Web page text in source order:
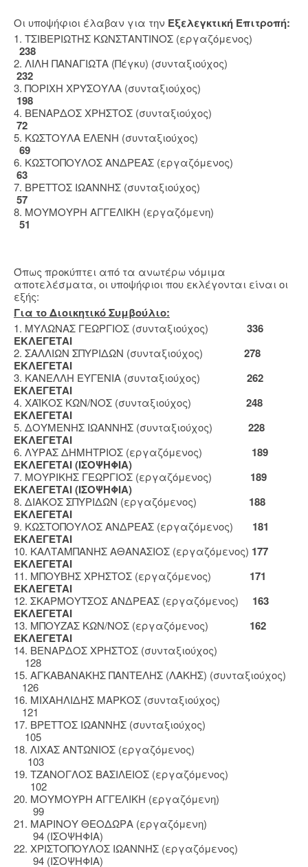
Οι υποψήφιοι έλαβαν για την Εξελεγκτική Επιτροπή:
1. ΤΣΙΒΕΡΙΩΤΗΣ ΚΩΝΣΤΑΝΤΙΝΟΣ (εργαζόμενος)
238
2. ΛΙΛΗ ΠΑΝΑΓΙΩΤΑ (Πέγκυ) (συνταξιούχος)
232
3. ΠΟΡΙΧΗ ΧΡΥΣΟΥΛΑ (συνταξιούχος)
198
4. ΒΕΝΑΡΔΟΣ ΧΡΗΣΤΟΣ (συνταξιούχος)
72
5. ΚΩΣΤΟΥΛΑ ΕΛΕΝΗ (συνταξιούχος)
69
6. ΚΩΣΤΟΠΟΥΛΟΣ ΑΝΔΡΕΑΣ (εργαζόμενος)
63
7. ΒΡΕΤΤΟΣ ΙΩΑΝΝΗΣ (συνταξιούχος)
57
8. ΜΟΥΜΟΥΡΗ ΑΓΓΕΛΙΚΗ (εργαζόμενη)
51
Όπως προκύπτει από τα ανωτέρω νόμιμα
αποτελέσματα, οι υποψήφιοι που εκλέγονται είναι οι
εξής:
Για το Διοικητικό Συμβούλιο:
1. ΜΥΛΩΝΑΣ ΓΕΩΡΓΙΟΣ (συνταξιούχος)
336
ΕΚΛΕΓΕΤΑΙ
2. ΣΑΛΛΙΩΝ ΣΠΥΡΙΔΩΝ (συνταξιούχος) 278
ΕΚΛΕΓΕΤΑΙ
3. ΚΑΝΕΛΛΗ ΕΥΓΕΝΙΑ (συνταξιούχος)
262
ΕΚΛΕΓΕΤΑΙ
4. ΧΑΪΚΟΣ ΚΩΝ/ΝΟΣ (συνταξιούχος) 248
ΕΚΛΕΓΕΤΑΙ
5. ΔΟΥΜΕΝΗΣ ΙΩΑΝΝΗΣ (συνταξιούχος) 228
ΕΚΛΕΓΕΤΑΙ
6. ΛΥΡΑΣ ΔΗΜΗΤΡΙΟΣ (εργαζόμενος) 189
ΕΚΛΕΓΕΤΑΙ (ΙΣΟΨΗΦΙΑ)
7. ΜΟΥΡΙΚΗΣ ΓΕΩΡΓΙΟΣ (εργαζόμενος)
189
ΕΚΛΕΓΕΤΑΙ (ΙΣΟΨΗΦΙΑ)
8. ΔΙΑΚΟΣ ΣΠΥΡΙΔΩΝ (εργαζόμενος) 188
ΕΚΛΕΓΕΤΑΙ
9. ΚΩΣΤΟΠΟΥΛΟΣ ΑΝΔΡΕΑΣ (εργαζόμενος) 181
ΕΚΛΕΓΕΤΑΙ
10. ΚΑΛΤΑΜΠΑΝΗΣ ΑΘΑΝΑΣΙΟΣ (εργαζόμενος) 177
ΕΚΛΕΓΕΤΑΙ
11. ΜΠΟΥΒΗΣ ΧΡΗΣΤΟΣ (εργαζόμενος) 171
ΕΚΛΕΓΕΤΑΙ
12. ΣΚΑΡΜΟΥΤΣΟΣ ΑΝΔΡΕΑΣ (εργαζόμενος) 163
ΕΚΛΕΓΕΤΑΙ
13. ΜΠΟΥΖΑΣ ΚΩΝ/ΝΟΣ (εργαζόμενος) 162
ΕΚΛΕΓΕΤΑΙ
14. ΒΕΝΑΡΔΟΣ ΧΡΗΣΤΟΣ (συνταξιούχος)
128
15. ΑΓΚΑΒΑΝΑΚΗΣ ΠΑΝΤΕΛΗΣ (ΛΑΚΗΣ) (συνταξιούχος)
126
16. ΜΙΧΑΗΛΙΔΗΣ ΜΑΡΚΟΣ (συνταξιούχος)
121
17. ΒΡΕΤΤΟΣ ΙΩΑΝΝΗΣ (συνταξιούχος)
105
18. ΛΙΧΑΣ ΑΝΤΩΝΙΟΣ (εργαζόμενος)
103
19. ΤΖΑΝΟΓΛΟΣ ΒΑΣΙΛΕΙΟΣ (εργαζόμενος)
102
20. ΜΟΥΜΟΥΡΗ ΑΓΓΕΛΙΚΗ (εργαζόμενη)
99
21. ΜΑΡΙΝΟΥ ΘΕΟΔΩΡΑ (εργαζόμενη)
94 (ΙΣΟΨΗΦΙΑ)
22. ΧΡΙΣΤΟΠΟΥΛΟΣ ΙΩΑΝΝΗΣ (εργαζόμενος)
94 (ΙΣΟΨΗΦΙΑ)